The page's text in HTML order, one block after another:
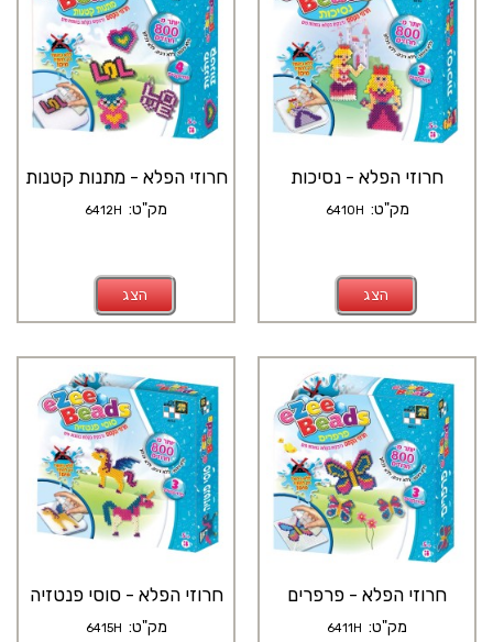
חרוזי הפלא - מתנות קטנות
מק"ט: 6412H
הצג
חרוזי הפלא - נסיכות
מק"ט: 6410H
הצג
חרוזי הפלא - סוסי פנטזיה
מק"ט: 6415H
חרוזי הפלא - פרפרים
מק"ט: 6411H